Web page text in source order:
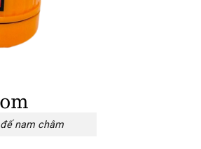
nam châm